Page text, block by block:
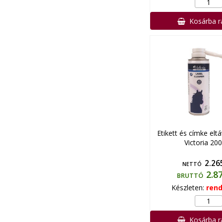
Kosárba
Etikett és címke
Victoria
NETTÓ
BRUTTÓ
Készleten:
Kosárba